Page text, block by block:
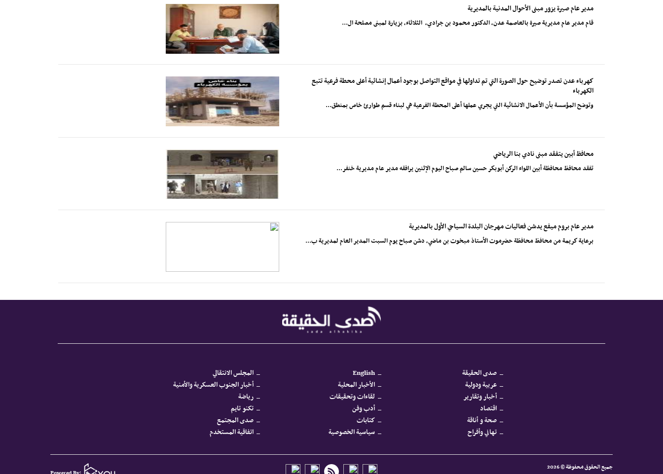
مدير عام صيرة يزور مبنى الأحوال المدنية بالمديرية
قام مدير عام مديرية صيرة بالعاصمة عدن، الدكتور محمود بن جرادي، الثلاثاء، بزيارة لمبنى مصلحة ال...
كهرباء عدن تصدر توضيح حول الصورة التي تم تداولها في مواقع التواصل بوجود أعمال إنشائية أعلى محطة فرعية تتبع
الكهرباء
وتوضح المؤسسة بأن الأعمال الانشائية التي يجري عملها أعلى المحطة الفرعية هي لبناء قسم طوارئ خاص بمنطق...
محافظ أبين يتفقد مبنى نادي بنا الرياضي
تفقد محافظ محافظة أبين اللواء الركن أبوبكر حسين سالم صباح اليوم الإثنين يرافقه مدير عام مديرية خنفر...
مدير عام بروم ميفع يدشن فعاليات مهرجان البلدة السياحي الأول بالمديرية
برعاية كريمة من محافظ محافظة حضرموت الأستاذ مبخوت بن ماضي، دشن صباح يوم السبت المدير العام لمديرية ب...
صدى الحقيقة English
المجلس الانتقالي
عربية ودولية
الأخبار المحلية
أخبار الجنوب العسكرية والأمنية
أخبار وتقارير
لقاءات وتحقيقات
رياضة
اقتصاد
أدب وفن
تكنو تايم
صحة و أناقة
كتابات
صدى المجتمع
تهاني وأفراح
سياسية الخصوصية اتفاقية المستخدم
جميع الحقوق محفوظة © 2026